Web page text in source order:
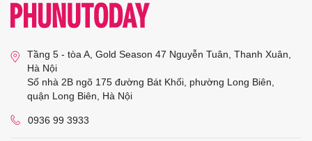
Tầng 5 - tòa A, Gold Season 47 Nguyễn Tuân, Thanh Xuân,
Hà Nội
Số nhà 2B ngõ 175 đường Bát Khối, phường Long Biên,
quận Long Biên, Hà Nội
0936 99 3933